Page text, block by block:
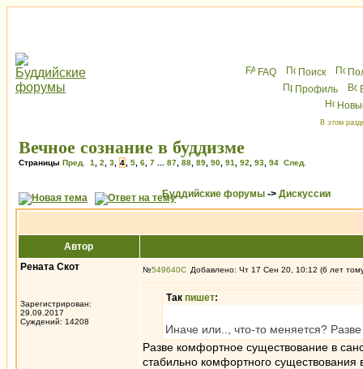
FAQ Поиск
Профиль
В этом
Вечное сознание в буддизме
Страницы Пред. 1 2 3 4 5 6 7 87 88 89 90 91 92 93 94 След.
Буддийские форумы -> Дискуссии
Автор
Рената Скот
Зарегистрирован:
29.09.2017
Суждений: 14208
№549640 Добавлено: Чт 17 Сен 20, 10:12 (6 лет
Так пишет:
Иначе или.., что-то меняется?
Разве комфортное существование в
стабильно комфортного существования